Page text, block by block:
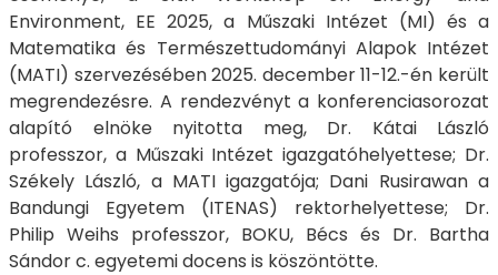
Environment, EE 2025, a Műszaki Intézet (MI) és a
Matematika és Természettudományi Alapok Intézet
(MATI) szervezésében 2025. december 11-12.-én került
megrendezésre. A rendezvényt a konferenciasorozat
alapító elnöke nyitotta meg, Dr. Kátai László
professzor, a Műszaki Intézet igazgatóhelyettese; Dr.
Székely László, a MATI igazgatója; Dani Rusirawan a
Bandungi Egyetem (ITENAS) rektorhelyettese; Dr.
Philip Weihs professzor, BOKU, Bécs és Dr. Bartha
Sándor c. egyetemi docens is köszöntötte.